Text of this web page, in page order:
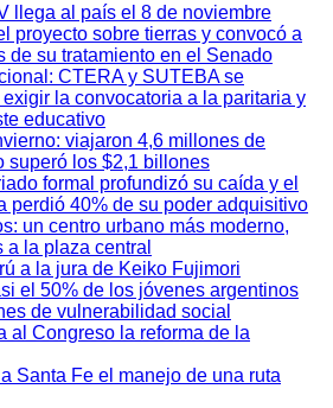
llega al país el 8 de noviembre
proyecto sobre tierras y convocó a
de su tratamiento en el Senado
CTERA y SUTEBA se
la convocatoria a la paritaria y
educativo
viajaron 4,6 millones de
superó los $2,1 billones
formal profundizó su caída y el
perdió 40% de su poder adquisitivo
un centro urbano más moderno,
la plaza central
a la jura de Keiko Fujimori
el 50% de los jóvenes argentinos
de vulnerabilidad social
al Congreso la reforma de la
Santa Fe el manejo de una ruta